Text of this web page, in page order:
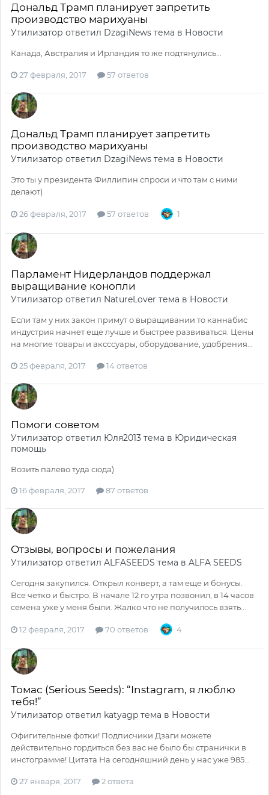
Дональд Трамп планирует запретить
производство марихуаны
Утилизатор ответил DzagiNews тема в Новости
Канада, Австралия и Ирландия то же подтянулись...
27 февраля, 2017 57 ответов
Дональд Трамп планирует запретить
производство марихуаны
Утилизатор ответил DzagiNews тема в Новости
Это ты у президента Филлипин спроси и что там с ними
делают)
26 февраля, 2017 57 ответов 1
Парламент Нидерландов поддержал
выращивание конопли
Утилизатор ответил NatureLover тема в Новости
Если там у них закон примут о выращивании то каннабис
индустрия начнет еще лучше и быстрее развиваться. Цены
на многие товары и аксссуары, оборудование, удобрения...
25 февраля, 2017 14 ответов
Помоги советом
Утилизатор ответил Юля2013 тема в Юридическая
помощь
Возить палево туда сюда)
16 февраля, 2017 87 ответов
Отзывы, вопросы и пожелания
Утилизатор ответил ALFASEEDS тема в ALFA SEEDS
Сегодня закупился. Открыл конверт, а там еще и бонусы.
Все четко и быстро. В начале 12 го утра позвонил, в 14 часов
семена уже у меня были. Жалко что не получилось взять...
12 февраля, 2017 70 ответов 4
Томас (Serious Seeds): “Instagram, я люблю
тебя!”
Утилизатор ответил katyagp тема в Новости
Офигительные фотки! Подписчики Дзаги можете
действительно гордиться без вас не было бы странички в
инстограмме! Цитата На сегодняшний день у нас уже 985...
27 января, 2017 2 ответа